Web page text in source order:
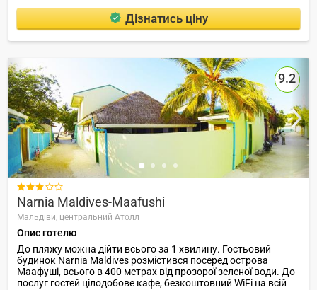
Дізнатись ціну
9.2

Narnia Maldives-Maafushi
Мальдіви, центральний Атолл
Опис готелю
До пляжу можна дійти всього за 1 хвилину. Гостьовий
будинок Narnia Maldives розмістився посеред острова
Маафуші, всього в 400 метрах від прозорої зеленої води. До
послуг гостей цілодобове кафе, безкоштовний WiFi на всій